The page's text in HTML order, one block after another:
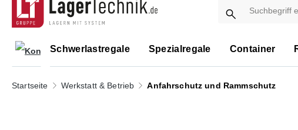
Schwerlastregale Spezialregale Container
Startseite Werkstatt & Betrieb Anfahrschutz und Rammschutz